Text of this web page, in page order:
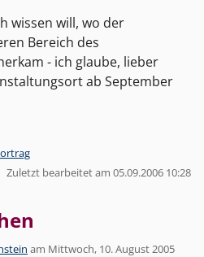
wissen will, wo der
Bereich des
- ich glaube, lieber
ab September
Zuletzt bearbeitet am 05.09.2006 10:28
am Mittwoch, 10. August 2005